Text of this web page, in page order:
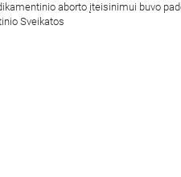
aborto įteisinimui buvo
Sveikatos